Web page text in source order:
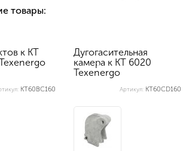
товары:
к КТ
KT60BC160
Дугогасительная
камера к КТ 6020
Texenergo
Артикул: KT60CD160